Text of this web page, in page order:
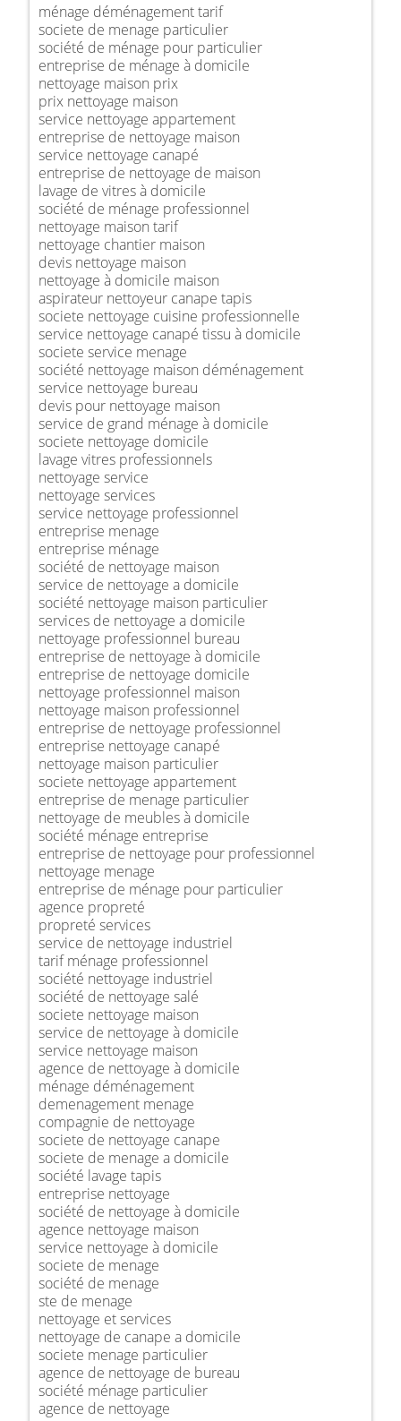
ménage déménagement tarif
societe de menage particulier
société de ménage pour particulier
entreprise de ménage à domicile
nettoyage maison prix
prix nettoyage maison
service nettoyage appartement
entreprise de nettoyage maison
service nettoyage canapé
entreprise de nettoyage de maison
lavage de vitres à domicile
société de ménage professionnel
nettoyage maison tarif
nettoyage chantier maison
devis nettoyage maison
nettoyage à domicile maison
aspirateur nettoyeur canape tapis
societe nettoyage cuisine professionnelle
service nettoyage canapé tissu à domicile
societe service menage
société nettoyage maison déménagement
service nettoyage bureau
devis pour nettoyage maison
service de grand ménage à domicile
societe nettoyage domicile
lavage vitres professionnels
nettoyage service
nettoyage services
service nettoyage professionnel
entreprise menage
entreprise ménage
société de nettoyage maison
service de nettoyage a domicile
société nettoyage maison particulier
services de nettoyage a domicile
nettoyage professionnel bureau
entreprise de nettoyage à domicile
entreprise de nettoyage domicile
nettoyage professionnel maison
nettoyage maison professionnel
entreprise de nettoyage professionnel
entreprise nettoyage canapé
nettoyage maison particulier
societe nettoyage appartement
entreprise de menage particulier
nettoyage de meubles à domicile
société ménage entreprise
entreprise de nettoyage pour professionnel
nettoyage menage
entreprise de ménage pour particulier
agence propreté
propreté services
service de nettoyage industriel
tarif ménage professionnel
société nettoyage industriel
société de nettoyage salé
societe nettoyage maison
service de nettoyage à domicile
service nettoyage maison
agence de nettoyage à domicile
ménage déménagement
demenagement menage
compagnie de nettoyage
societe de nettoyage canape
societe de menage a domicile
société lavage tapis
entreprise nettoyage
société de nettoyage à domicile
agence nettoyage maison
service nettoyage à domicile
societe de menage
société de menage
ste de menage
nettoyage et services
nettoyage de canape a domicile
societe menage particulier
agence de nettoyage de bureau
société ménage particulier
agence de nettoyage